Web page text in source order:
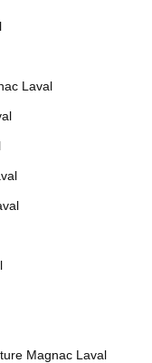
Laval
Magnac Laval